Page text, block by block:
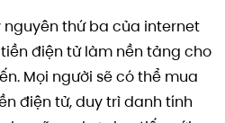
nguyên thứ ba của internet
điện tử làm nền tảng cho
Mọi người sẽ có thể mua
điện tử, duy trì danh tính